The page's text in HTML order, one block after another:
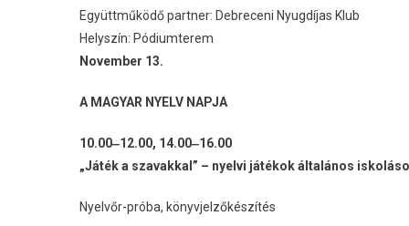
Együttműködő partner: Debreceni Nyugdíjas Klub
Helyszín: Pódiumterem
November 13.
A MAGYAR NYELV NAPJA
10.00‒12.00, 14.00‒16.00
„Játék a szavakkal” – nyelvi játékok általános
Nyelvőr-próba, könyvjelzőkészítés